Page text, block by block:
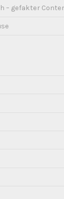
– gefakter